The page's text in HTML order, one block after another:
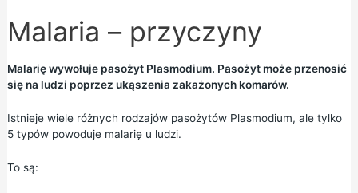
Malaria – przyczyny
Malarię wywołuje pasożyt Plasmodium. Pasożyt może przenosić
się na ludzi poprzez ukąszenia zakażonych komarów.
Istnieje wiele różnych rodzajów pasożytów Plasmodium, ale tylko
5 typów powoduje malarię u ludzi.
To są: